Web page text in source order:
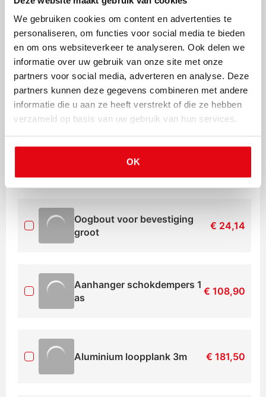
We gebruiken cookies om content en advertenties te
personaliseren, om functies voor social media te bieden
en om ons websiteverkeer te analyseren. Ook delen we
informatie over uw gebruik van onze site met onze
partners voor social media, adverteren en analyse. Deze
partners kunnen deze gegevens combineren met andere
informatie die u aan ze heeft verstrekt of die ze hebben
verzameld op basis van uw gebruik van hun services.
OK
Afmetingen 780 x 220 x 130
Eigen gewicht 600 kg
Laadoppervlakte
Hoogte 130 cm
Lengte 7,8 m
Opties en accessoires
Oogbout voor bevestiging
groot
€ 24,14
Aanhanger schokdempers 1
as
€ 108,90
Aluminium loopplank 3m € 181,50